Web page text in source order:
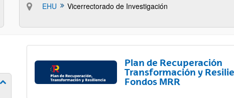
EHU Vicerrectorado de Investigación
Mostrar/ocultar subpáginas
Plan de Recuperación
Transformación y
Fondos MRR